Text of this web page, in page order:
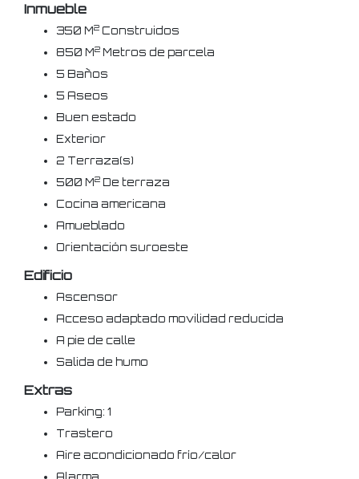
Inmueble
350 M2 Construidos
850 M2 Metros de parcela
5 Baños
5 Aseos
Buen estado
Exterior
2 Terraza(s)
500 M2 De terraza
Cocina americana
Amueblado
Orientación suroeste
Edificio
Ascensor
Acceso adaptado movilidad reducida
A pie de calle
Salida de humo
Extras
Parking: 1
Trastero
Aire acondicionado frío/calor